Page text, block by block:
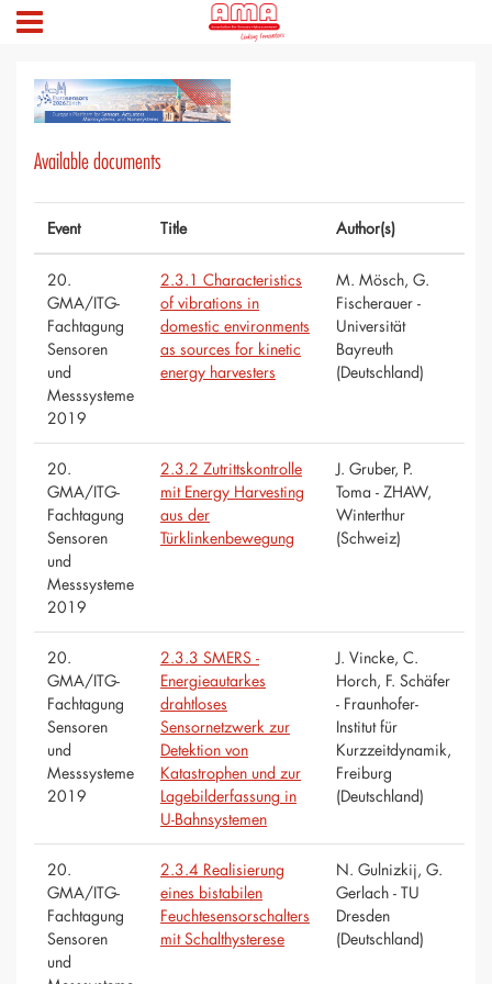
Available documents
Event Title Author(s)
20.
GMA/ITG-
Fachtagung
Sensoren
und
Messsysteme
2019
2.3.1 Characteristics
of vibrations in
domestic environments
as sources for kinetic
energy harvesters
M. Mösch, G.
Fischerauer -
Universität
Bayreuth
(Deutschland)
20.
GMA/ITG-
Fachtagung
Sensoren
und
Messsysteme
2019
2.3.2 Zutrittskontrolle
mit Energy Harvesting
aus der
Türklinkenbewegung
J. Gruber, P.
Toma - ZHAW,
Winterthur
(Schweiz)
20.
GMA/ITG-
Fachtagung
Sensoren
und
Messsysteme
2019
2.3.3 SMERS -
Energieautarkes
drahtloses
Sensornetzwerk zur
Detektion von
Katastrophen und zur
Lagebilderfassung in
U-Bahnsystemen
J. Vincke, C.
Horch, F. Schäfer
- Fraunhofer-
Institut für
Kurzzeitdynamik,
Freiburg
(Deutschland)
20.
GMA/ITG-
Fachtagung
Sensoren
und
2.3.4 Realisierung
eines bistabilen
Feuchtesensorschalters
mit Schalthysterese
N. Gulnizkij, G.
Gerlach - TU
Dresden
(Deutschland)